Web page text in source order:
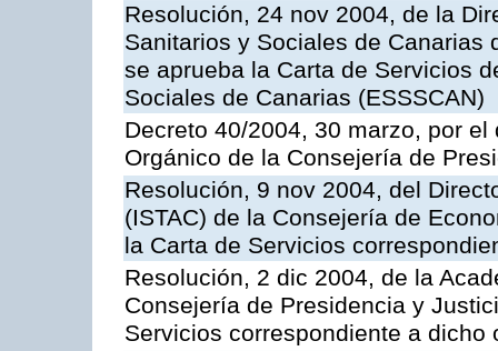
Resolución, 24 nov 2004, de la
Sanitarios y Sociales de Canarias
se aprueba la Carta de Servicios
Sociales de Canarias (ESSSCAN)
Decreto 40/2004, 30 marzo, por
Orgánico de la Consejería de
Resolución, 9 nov 2004, del
(ISTAC) de la Consejería de
la Carta de Servicios
Resolución, 2 dic 2004, de la
Consejería de Presidencia y
Servicios correspondiente a dicho